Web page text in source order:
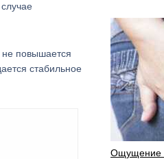
не повышается
стабильное
Ощущение